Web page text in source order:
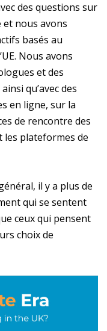
des questions sur
nous avons
basés au
Nous avons
et des
qu’avec des
en ligne, sur la
de rencontre des
les plateformes de
il y a plus de
qui se sentent
ceux qui pensent
choix de